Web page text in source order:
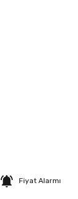
Fiyat Alarmı